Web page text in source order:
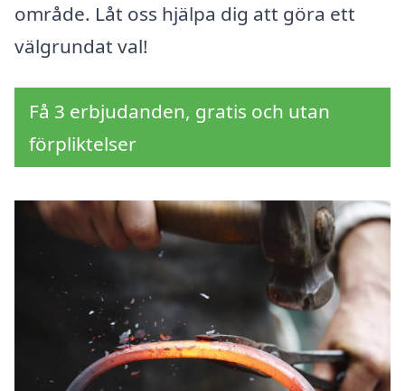
område. Låt oss hjälpa dig att göra ett
välgrundat val!
Få 3 erbjudanden, gratis och utan
förpliktelser